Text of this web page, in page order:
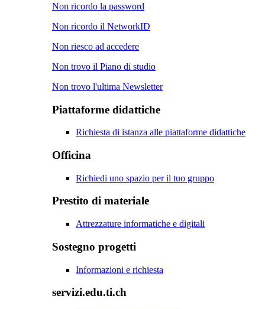
Non ricordo la password
Non ricordo il NetworkID
Non riesco ad accedere
Non trovo il Piano di studio
Non trovo l'ultima Newsletter
Piattaforme didattiche
Richiesta di istanza alle piattaforme didattiche
Officina
Richiedi uno spazio per il tuo gruppo
Prestito di materiale
Attrezzature informatiche e digitali
Sostegno progetti
Informazioni e richiesta
servizi.edu.ti.ch